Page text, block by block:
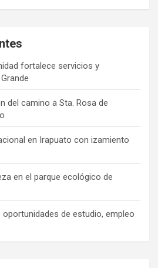
fortalece servicios y
del camino a Sta. Rosa de
en Irapuato con izamiento
en el parque ecológico de
de estudio, empleo